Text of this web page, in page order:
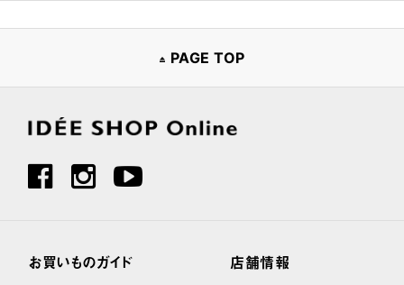
PAGE TOP
お買いものガイド 店舗情報